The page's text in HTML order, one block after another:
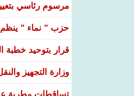
مرسوم رئاسي
حزب " نماء " ينظم
قرار بتوحيد خطبة
وزارة التجهيز
تساقطات مطرية